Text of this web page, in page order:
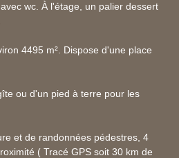
wc. À l'étage, un palier dessert
4495 m². Dispose d'une place
ou d'un pied à terre pour les
et de randonnées pédestres, 4
( Tracé GPS soit 30 km de